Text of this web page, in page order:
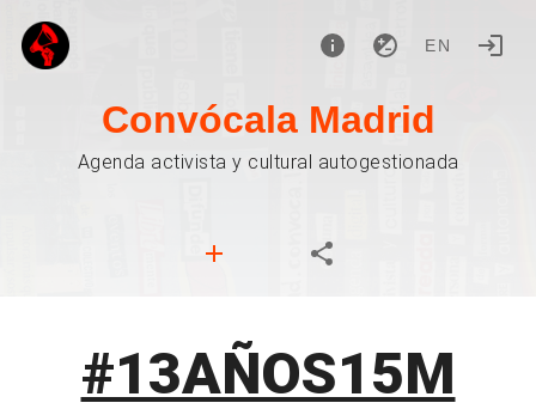
EN
Convócala Madrid
Agenda activista y cultural autogestionada
#13AÑOS15M